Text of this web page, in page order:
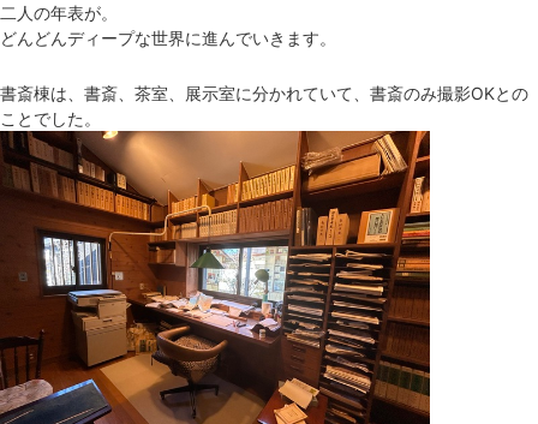
二人の年表が。
どんどんディープな世界に進んでいきます。
書斎棟は、書斎、茶室、展示室に分かれていて、書斎のみ撮影OKとの
ことでした。